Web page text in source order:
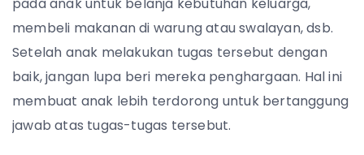
membeli makanan di warung atau swalayan, dsb.
Setelah anak melakukan tugas tersebut dengan
baik, jangan lupa beri mereka penghargaan. Hal ini
membuat anak lebih terdorong untuk bertanggung
jawab atas tugas-tugas tersebut.